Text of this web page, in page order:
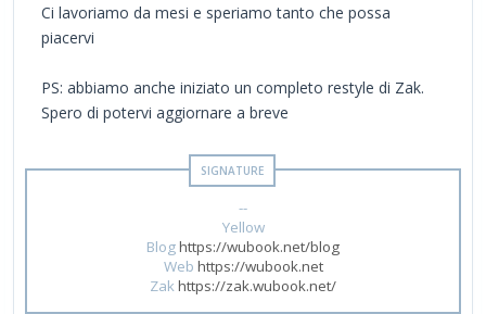
Ci lavoriamo da mesi e speriamo tanto che possa
piacervi
PS: abbiamo anche iniziato un completo restyle di Zak.
Spero di potervi aggiornare a breve
--
Yellow
Bloghttps://wubook.net/blog
Web https://wubook.net
Zakhttps://zak.wubook.net/